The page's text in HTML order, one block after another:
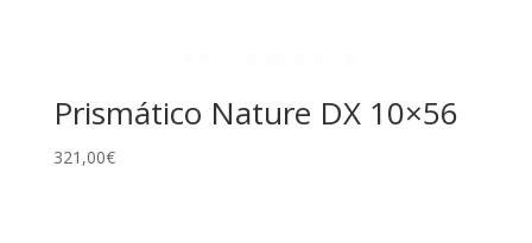
Prismático Nature DX 10×56
321,00€